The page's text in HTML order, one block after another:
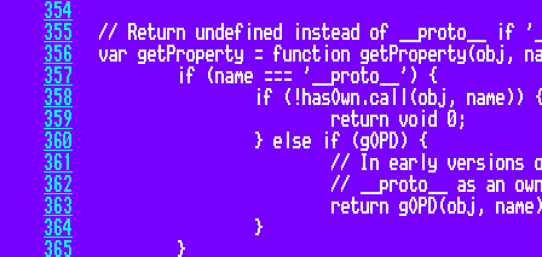
354
355
356
357
358
359
360
361
362
363
364
365